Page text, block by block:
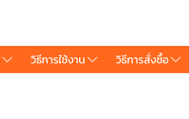
วิธีการใช้งาน วิธีการสั่งซื้อ